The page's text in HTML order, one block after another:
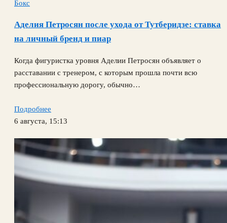
Бокс
Аделия Петросян после ухода от Тутберидзе: ставка
на личный бренд и пиар
Когда фигуристка уровня Аделии Петросян объявляет о
расставании с тренером, с которым прошла почти всю
профессиональную дорогу, обычно…
Подробнее
6 августа, 15:13